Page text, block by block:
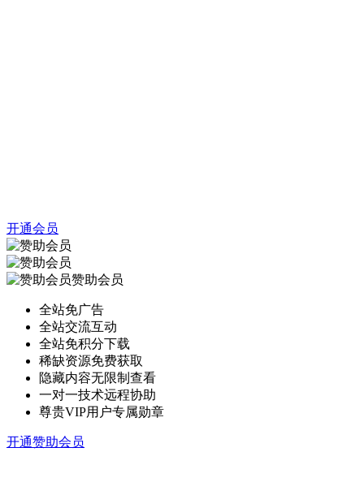
开通会员
赞助会员
全站免广告
全站交流互动
全站免积分下载
稀缺资源免费获取
隐藏内容无限制查看
一对一技术远程协助
尊贵VIP用户专属勋章
开通赞助会员